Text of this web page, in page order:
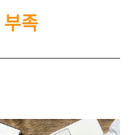
족